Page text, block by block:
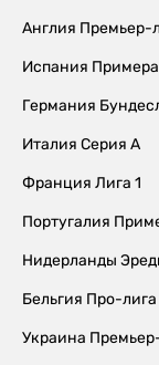
Англия Премьер-
Испания Примера
Германия
Италия Серия А
Франция Лига 1
Португалия
Нидерланды
Бельгия Про-лига
Украина